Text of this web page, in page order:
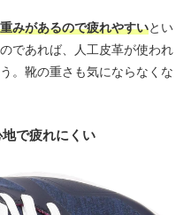
重みがあるので疲れやすいとい
であれば、人工皮革が使われ
。靴の重さも気にならなくな
で疲れにくい